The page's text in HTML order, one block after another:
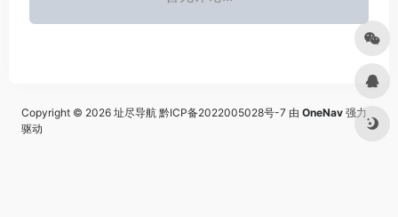
Copyright © 2026 址尽导航 黔ICP备2022005028号-7 由 OneNav 强力
驱动